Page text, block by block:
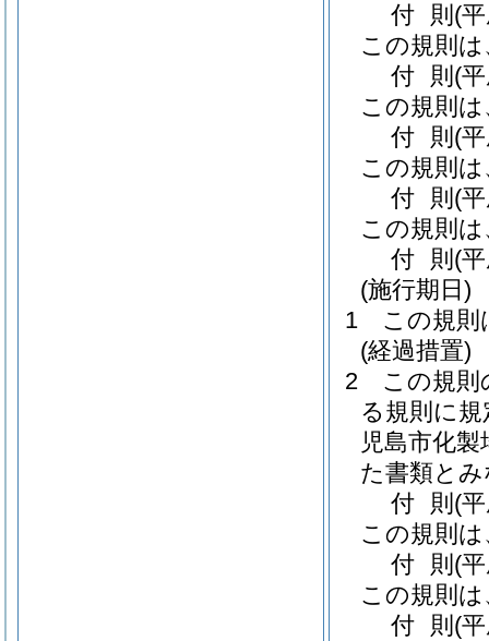
付 則 (
この規則
付 則 (
この規則
付 則 (
この規則
付 則 (
この規則
付 則 (
(施行期日)
1
この規則
(経過措置)
2
この規則
る規則に
児島市化
た書類と
付 則 (
この規則
付 則 (
この規則
付 則 (